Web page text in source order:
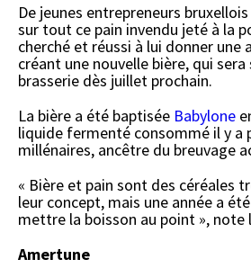
De jeunes entrepreneurs
sur tout ce pain invendu jeté à la
cherché et réussi à lui donner une
créant une nouvelle bière, qui
brasserie dès juillet prochain.
La bière a été baptisée Babylone
liquide fermenté consommé il y a
millénaires, ancêtre du breuvage
« Bière et pain sont des céréales
leur concept, mais une année a
mettre la boisson au point », note
Amertune